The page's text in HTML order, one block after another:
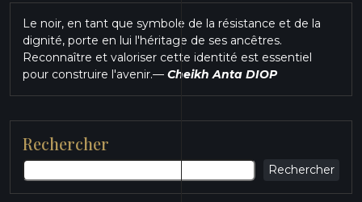
Le noir, en tant que symbole de la résistance et de la
dignité, porte en lui l'héritage de ses ancêtres.
Reconnaître et valoriser cette identité est essentiel
pour construire l'avenir.— Cheikh Anta DIOP
Rechercher
Rechercher